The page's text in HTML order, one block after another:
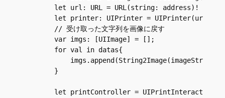
        let url: URL = URL(string: address)!
let printer: UIPrinter = UIPrinter(url:
        // 受け取った文字列を画像に戻す
        var imgs: [UIImage] = [];
        for val in datas{
imgs.append(String2Image(imageString:
        }
let printController =